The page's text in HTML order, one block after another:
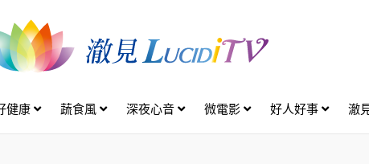
健康 蔬食風 深夜心音 微電影 好人好事 澈